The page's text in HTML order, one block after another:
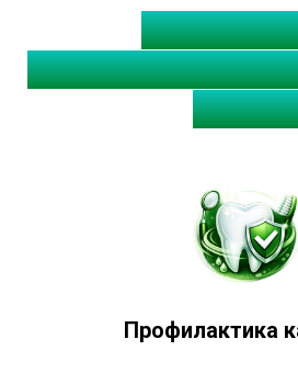
Зачем
зубов?
Профилактика